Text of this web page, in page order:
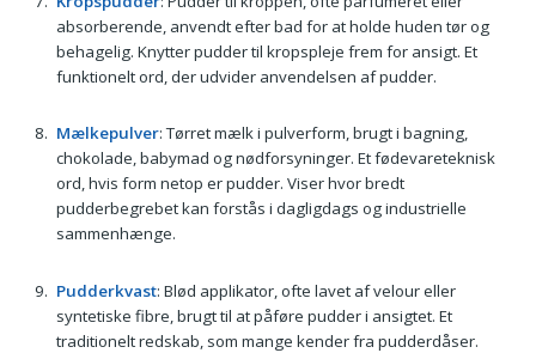
absorberende, anvendt efter bad for at holde huden tør og
behagelig. Knytter pudder til kropspleje frem for ansigt. Et
funktionelt ord, der udvider anvendelsen af pudder.
Mælkepulver: Tørret mælk i pulverform, brugt i bagning,
chokolade, babymad og nødforsyninger. Et fødevareteknisk
ord, hvis form netop er pudder. Viser hvor bredt
pudderbegrebet kan forstås i dagligdags og industrielle
sammenhænge.
Pudderkvast: Blød applikator, ofte lavet af velour eller
syntetiske fibre, brugt til at påføre pudder i ansigtet. Et
traditionelt redskab, som mange kender fra pudderdåser.